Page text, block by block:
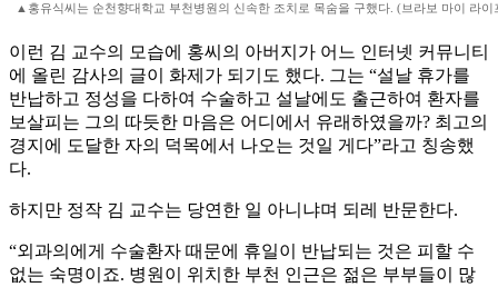
▲홍유식씨는 순천향대학교 부천병원의 신속한 조치로 목숨을 구했다. (브라보 마이 라이
이런 김 교수의 모습에 홍씨의 아버지가 어느 인터넷 커뮤니티
에 올린 감사의 글이 화제가 되기도 했다. 그는 “설날 휴가를
반납하고 정성을 다하여 수술하고 설날에도 출근하여 환자를
보살피는 그의 따듯한 마음은 어디에서 유래하였을까? 최고의
경지에 도달한 자의 덕목에서 나오는 것일 게다”라고 칭송했
다.
하지만 정작 김 교수는 당연한 일 아니냐며 되레 반문한다.
“외과의에게 수술환자 때문에 휴일이 반납되는 것은 피할 수
없는 숙명이죠. 병원이 위치한 부천 인근은 젊은 부부들이 많